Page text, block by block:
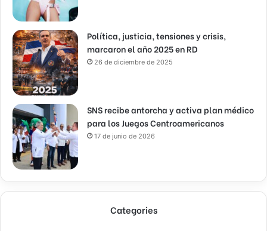
Política, justicia, tensiones y crisis,
marcaron el año 2025 en RD
26 de diciembre de 2025
SNS recibe antorcha y activa plan médico
para los Juegos Centroamericanos
17 de junio de 2026
Categories